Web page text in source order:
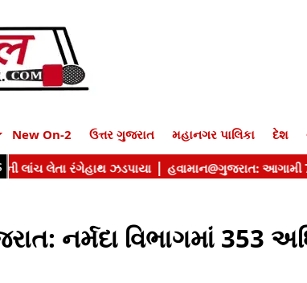
New On-2 ઉત્તર ગુજરાત મહાનગર પાલિકા દેશ
નર્મદા વિભાગમાં